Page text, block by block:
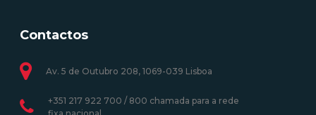
Contactos
Av. 5 de Outubro 208, 1069-039 Lisboa
+351 217 922 700 / 800 chamada para a rede